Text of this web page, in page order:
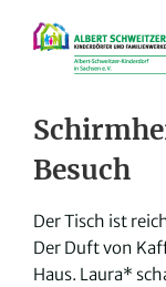
Inhalt
Besuch
Der Tisch ist
Der Duft von
Haus. Laura*